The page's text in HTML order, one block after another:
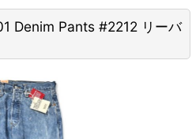
Denim Pants #2212 リーバ